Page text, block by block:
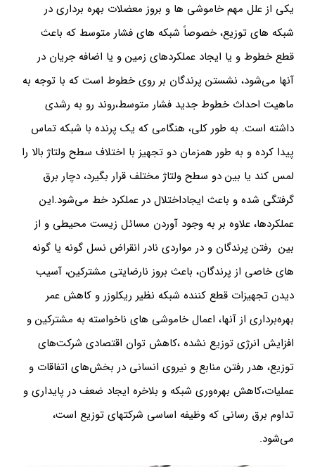
یکی از علل مهم خاموشی ها و بروز معضلات بهره برداری در
شبکه های توزیع، خصوصاً شبکه های فشار متوسط که باعث
قطع خطوط و یا ایجاد عملکردهای زمین و یا اضافه جریان در
آنها می‌شود، نشستن پرندگان بر روی خطوط است که با توجه به
ماهیت احداث خطوط جدید فشار متوسط،روند رو به رشدی
داشته است. به طور کلی، هنگامی که یک پرنده با شبکه تماس
پیدا کرده و به طور همزمان دو تجهیز با اختلاف سطح ولتاژ بالا را
لمس کند یا بین دو سطح ولتاژ مختلف قرار بگیرد، دچار برق
گرفتگی شده و باعث ایجاداختلال در عملکرد خط می‌شود.این
عملکردها، علاوه بر به وجود آوردن مسائل زیست محیطی و از
بین رفتن پرندگان و در مواردی نادر انقراض نسل گونه یا گونه
های خاصی از پرندگان، باعث بروز نارضایتی مشترکین، آسیب
دیدن تجهیزات قطع کننده شبکه نظیر ریکلوزر و کاهش عمر
بهره‌برداری از آنها، اعمال خاموشی های ناخواسته به مشترکین و
افزایش انرژی توزیع نشده ،کاهش توان اقتصادی شرکت‌های
توزیع، هدر رفتن منابع و نیروی انسانی در بخش‌های اتفاقات و
عملیات،کاهش بهره‌وری شبکه و بلاخره ایجاد ضعف در پایداری و
تداوم برق رسانی که وظیفه اساسی شرکتهای توزیع است،
می‌شود.